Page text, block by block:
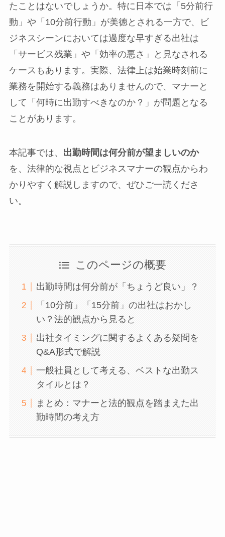
たことはないでしょうか。特に日本では「5分前行
動」や「10分前行動」が美徳とされる一方で、ビ
ジネスシーンにおいては過度な早すぎる出社は
「サービス残業」や「効率の悪さ」と見なされる
ケースもあります。実際、法律上は始業時刻前に
業務を開始する義務はありませんので、マナーと
して「何時に出勤すべきなのか？」が問題となる
ことがあります。
本記事では、 出勤時間は何分前が望ましいのか
を、法律的な視点とビジネスマナーの観点からわ
かりやすく解説しますので、ぜひご一読くださ
い。
このページの概要
出勤時間は何分前が「ちょうど良い」？
「10分前」「15分前」の出社はおかし
い？法的観点から見ると
出社タイミングに関するよくある疑問を
Q&A形式で解説
一般社員として考える、ベストな出勤ス
タイルとは？
まとめ：マナーと法的観点を踏まえた出
勤時間の考え方